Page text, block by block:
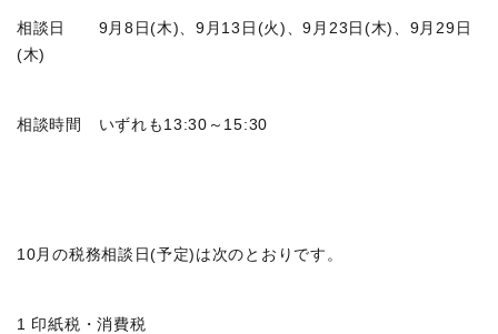
相談日 9月8日(木)、9月13日(火)、9月23日(木)、9月29日
(木)
相談時間 いずれも13:30～15:30
10月の税務相談日(予定)は次のとおりです。
1 印紙税・消費税